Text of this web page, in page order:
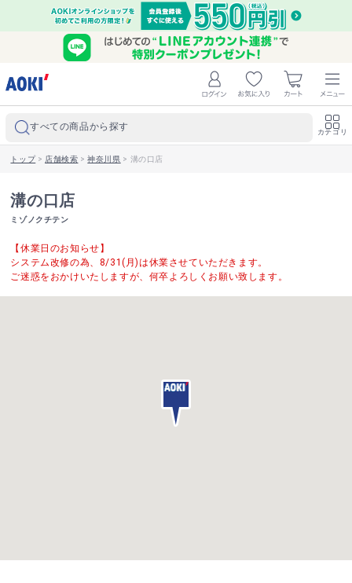
すべての商品から探す カテゴリ
トップ> 店舗検索 >神奈川県 > 溝の口店
溝の口店
ミゾノクチテン
【休業日のお知らせ】
システム改修の為、8/31(月)は休業させていただきます。
ご迷惑をおかけいたしますが、何卒よろしくお願い致します。